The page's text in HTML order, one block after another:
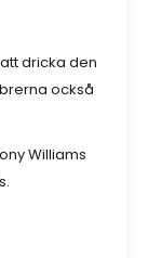
dricka den
också
Williams